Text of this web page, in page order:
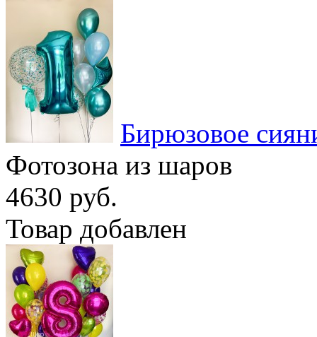
Бирюзовое
Фотозона из шаров
4630 руб.
Товар добавлен